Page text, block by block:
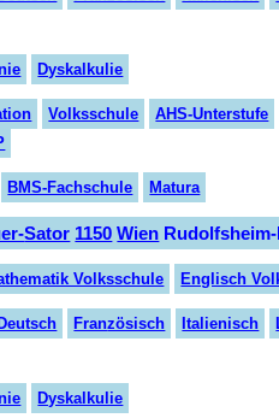
Dyskalkulie
Volksschule
AHS-Unterstufe
BMS-Fachschule Matura
Sator 1150 Wien
Volksschule Englisch
Deutsch Französisch Italienisch
Dyskalkulie